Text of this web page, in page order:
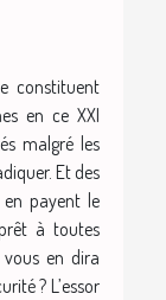
constituent
en ce XXI
malgré les
Et des
en payent le
à toutes
vous en dira
? L’essor